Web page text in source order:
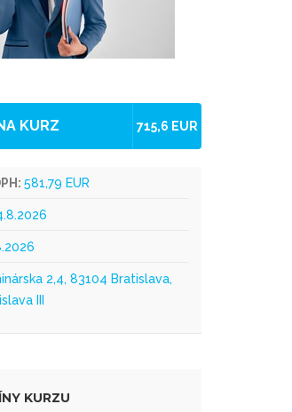
KURZ 715,6 EUR
581,79 EUR
2,4, 83104 Bratislava,
III
KURZU